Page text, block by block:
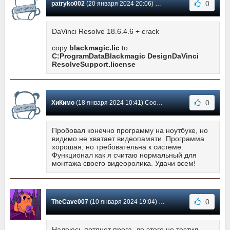
patryko002(20 января 2024 20:06) Сообщение #636 0
DaVinci Resolve 18.6.4.6 + crack
copy blackmagic.lic to
C:ProgramDataBlackmagic DesignDaVinci
ResolveSupport.license
ХиКимо(18 января 2024 10:41) Сообщение #635 0
Пробовал конечно программу на ноутбуке, но
видимо не хватает видеопамяти. Программа
хорошая, но требовательна к системе.
Функционал как я считаю нормальный для
монтажа своего видеоролика. Удачи всем!
TheCave007(10 января 2024 19:04) Сообщение #634 0